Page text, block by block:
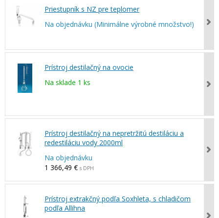
Priestupník s NZ pre teplomer
Na objednávku (Minimálne výrobné množstvo!)
Prístroj destilačný na ovocie
Na sklade 1 ks
Prístroj destilačný na nepretržitú destiláciu a
redestiláciu vody 2000ml
Na objednávku
1 366,49 € s DPH
Prístroj extrakčný podľa Soxhleta, s chladičom
podľa Allihna